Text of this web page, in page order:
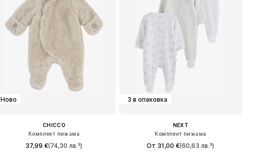
Ново
CHICCO
Комплект пижама
37,99 €(74,30 лв.³)
3 в опаковка
NEXT
Комплект пижама
От 31,00 €(60,63 лв.³)